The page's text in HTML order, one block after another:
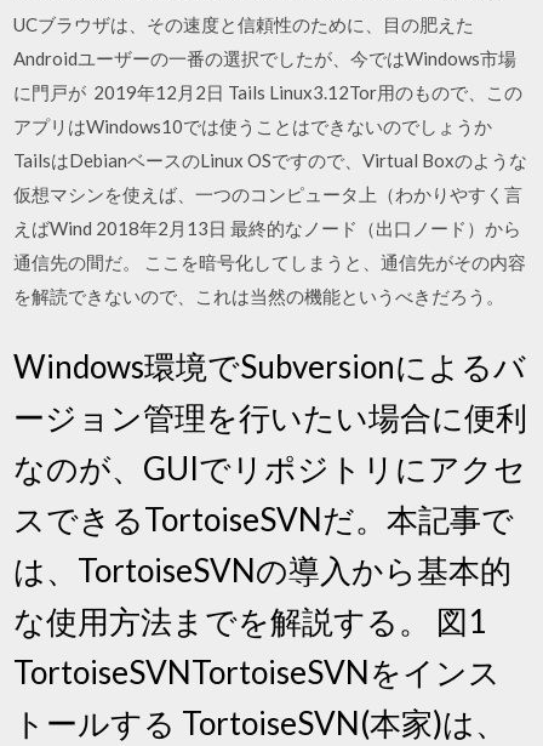
UCブラウザは、その速度と信頼性のために、目の肥えた
Androidユーザーの一番の選択でしたが、今ではWindows市場
に門戸が 2019年12月2日 Tails Linux3.12Tor用のもので、この
アプリはWindows10では使うことはできないのでしょうか
TailsはDebianベースのLinux OSですので、Virtual Boxのような
仮想マシンを使えば、一つのコンピュータ上（わかりやすく言
えばWind 2018年2月13日 最終的なノード（出口ノード）から
通信先の間だ。 ここを暗号化してしまうと、通信先がその内容
を解読できないので、これは当然の機能というべきだろう。
Windows環境でSubversionによるバ
ージョン管理を行いたい場合に便利
なのが、GUIでリポジトリにアクセ
スできるTortoiseSVNだ。本記事で
は、TortoiseSVNの導入から基本的
な使用方法までを解説する。 図1
TortoiseSVNTortoiseSVNをインス
トールする TortoiseSVN(本家)は、